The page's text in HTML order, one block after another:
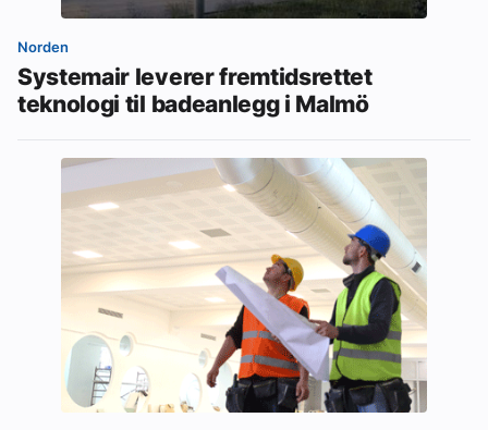
Norden
Systemair leverer fremtidsrettet
teknologi til badeanlegg i Malmö